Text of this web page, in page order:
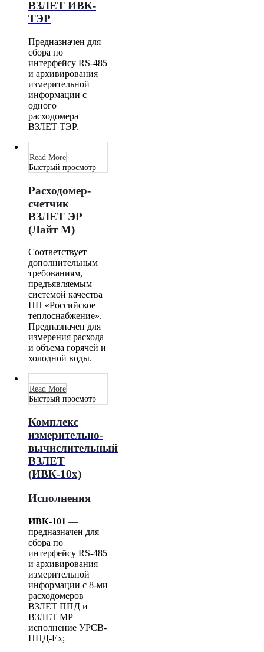
ВЗЛЕТ ИВК-
ТЭР
Предназначен для
сбора по
интерфейсу RS-485
и архивирования
измерительной
информации с
одного
расходомера
ВЗЛЕТ ТЭР.
Read More
Быстрый просмотр
Расходомер-
счетчик
ВЗЛЕТ ЭР
(Лайт М)
Соответствует
дополнительным
требованиям,
предъявляемым
системой качества
НП «Российское
теплоснабжение».
Предназначен для
измерения расхода
и объема горячей и
холодной воды.
Read More
Быстрый просмотр
Комплекс
измерительно-
вычислительный
ВЗЛЕТ
(ИВК-10x)
Исполнения
ИВК-101 —
предназначен для
сбора по
интерфейсу RS-485
и архивирования
измерительной
информации с 8-ми
расходомеров
ВЗЛЕТ ППД и
ВЗЛЕТ МР
исполнение УРСВ-
ППД-Ex;